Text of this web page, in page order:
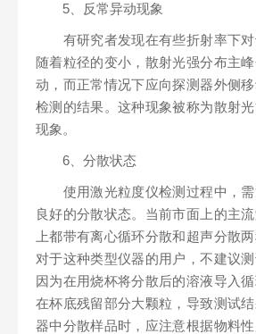
5、反常异动现象
有研究者发现在有些折射率下对
随着粒径的变小，散射光强分布主
动，而正常情况下应向探测器外侧
检测的结果。这种现象被称为散射
现象。
6、分散状态
使用激光粒度仪检测过程中，需
良好的分散状态。当前市面上的主
上都带有离心循环分散和超声分散
对于这种类型仪器的用户，不建议
因为在用烧杯将分散后的溶液导入
在杯底残留部分大颗粒，导致测试
器中分散样品时，应注意根据物料